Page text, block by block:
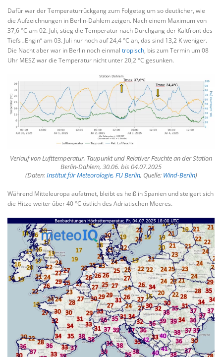
Dafür war der Temperaturrückgang zum Folgetag um so deutlicher, wie
die Aufzeichnungen in Berlin-Dahlem zeigen. Nach einem Maximum von
37,6 °C am 02. Juli, stieg die Temperatur nach Durchgang der Kaltfront des
Tiefs „Engin“ am 03. Juli nur noch auf 24,4 °C an, das sind 13,2 K weniger.
Die Nacht aber war in Berlin noch einmal tropisch, bis zum Termin um 08
Uhr MESZ war die Temperatur nicht unter 20,2 °C gesunken.
Verlauf von Lufttemperatur, Taupunkt und Relativer Feuchte an der Station
Berlin-Dahlem, 30.06. bis 04.07.2025
(Daten:Institut für Meteorologie, FU Berlin, Quelle: Wind-Berlin)
Während Mitteleuropa aufatmet, bleibt es heiß in Spanien und steigert sich
die Hitze weiter über 40 °C östlich des Adriatischen Meeres.